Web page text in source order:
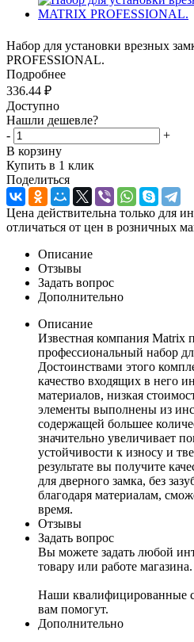
Набор для установки врезных
PROFESSIONAL.
Подробнее
336.44 ₽
Доступно
Нашли дешевле?
-
+
В корзину
Купить в 1 клик
Поделиться
Цена действительна только для
отличаться от цен в розничных
Описание
Отзывы
Задать вопрос
Дополнительно
Описание
Известная компания Matrix
профессиональный набор
Достоинствами этого
качество входящих в него
материалов, низкая
элементы выполнены из
содержащей большее
значительно увеличивает
устойчивости к износу и
результате вы получите
для дверного замка, без
благодаря материалам,
время.
Отзывы
Задать вопрос
Вы можете задать любой
товару или работе магазина.
Наши квалифицированные
вам помогут.
Дополнительно